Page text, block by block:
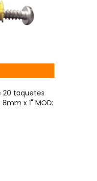
20 taquetes
x 1" MOD: